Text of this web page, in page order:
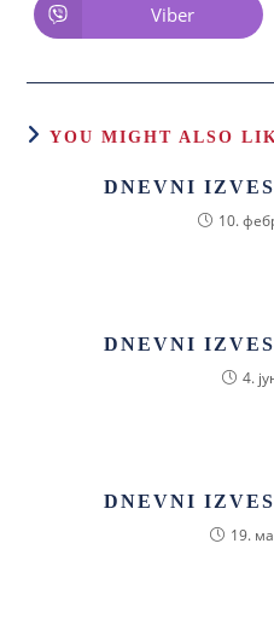
Viber
YOU MIGHT ALSO
DNEVNI
10.
DNEVNI
4.
DNEVNI
19.